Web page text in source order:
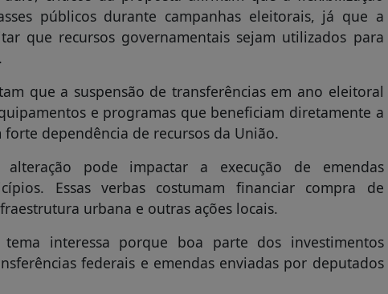
públicos durante campanhas eleitorais, já que a
que recursos governamentais sejam utilizados para
que a suspensão de transferências em ano eleitoral
e programas que beneficiam diretamente a
dependência de recursos da União.
pode impactar a execução de emendas
Essas verbas costumam financiar compra de
urbana e outras ações locais.
interessa porque boa parte dos investimentos
federais e emendas enviadas por deputados